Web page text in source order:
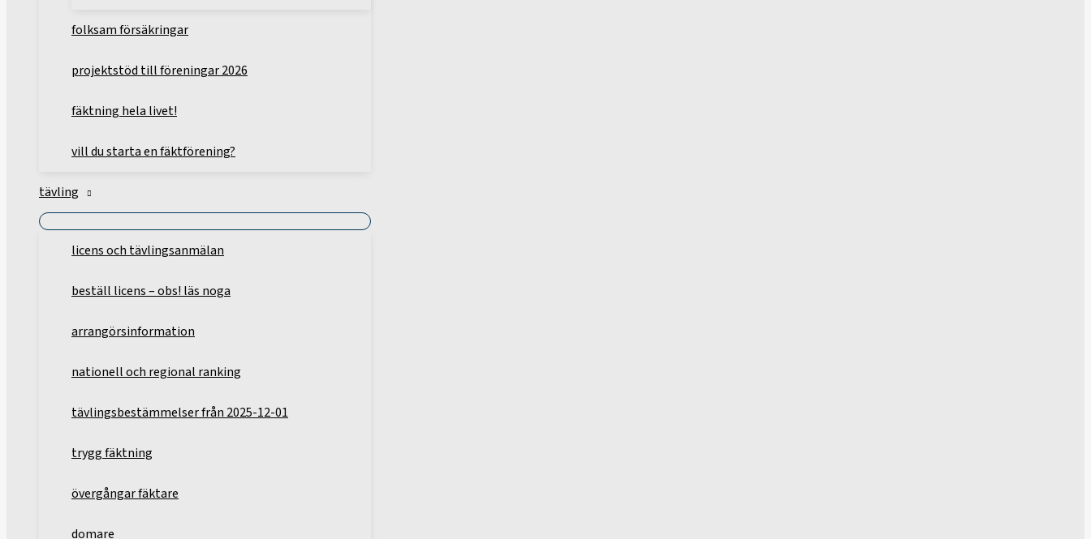
folksam försäkringar
projektstöd till föreningar 2026
fäktning hela livet!
vill du starta en fäktförening?
tävling
licens och tävlingsanmälan
beställ licens – obs! läs noga
arrangörsinformation
nationell och regional ranking
tävlingsbestämmelser från 2025-12-01
trygg fäktning
övergångar fäktare
domare